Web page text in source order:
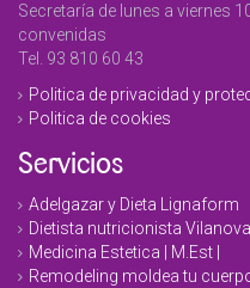
Secretaría de lunes a viernes
convenidas
Tel. 93 810 60 43
Politica de privacidad y
Politica de cookies
Servicios
Adelgazar y Dieta Lignaform
Dietista nutricionista Vilanova
Medicina Estetica | M.Est |
Remodeling moldea tu